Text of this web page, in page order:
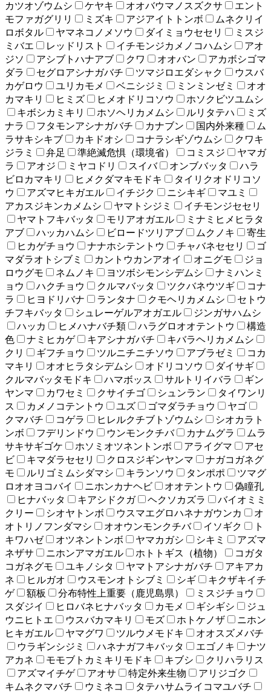
カツオゾウムシ
ケヤキ オオバウマノスズクサ
エント
モファガグリリ
ミズキ アジアイトトンボ
ムネクリイ
ロボタル
ヤマネコノメソウ ダイミョウセセリ
ミスジ
ミバエ
レッドリスト イチモンジカメノコハムシ
アオ
ジソ
アシブトハナアブ クワ オオバン
アカボシゴマ
ダラ
セグロアシナガバチ ツマジロエダシャク
ウスバ
カゲロウ
ユリカモメ ベニシジミ ミンミンゼミ
オオ
カマキリ
ヒミズ ヒメオドリコソウ
ホソクビツユムシ
キボシカミキリ
ホソヘリカメムシ ルリタテハ
ミズ
ナラ
フタモンアシナガバチ カナブン 国内外来種
ム
ラサキシキブ
カキドオシ コナラシギゾウムシ
クワキ
ジラミ
弁足 準絶滅危惧（環境省） コミスジ
ヤマガ
ラ
アオジ ミヤコドリ スイバ オンブバッタ
ハラ
ビロカマキリ
ヒメクダマキモドキ
タイリクオドリコソ
ウ
アズマヒキガエル イチジク ニシキギ
マユミ
アカスジキンカメムシ
ヤマトシジミ
イチモンジセセリ
ヤマトフキバッタ
モリアオガエル
ミナミヒメヒラタ
アブ
ハッカハムシ ビロードツリアブ ムクノキ
寄生
ヒカゲチョウ
ナナホシテントウ チャバネセセリ
ゴ
マダラオトシブミ
カントウカンアオイ オニグモ
ジョ
ロウグモ
ネムノキ ヨツボシモンシデムシ
ナミハンミ
ョウ
ハクチョウ クルマバッタ ツクバネウツギ
コナ
ラ
ヒヨドリバナ ランタナ クモヘリカメムシ
セトウ
チフキバッタ
シュレーゲルアオガエル
ジンガサハムシ
ハッカ
ヒメハナバチ類 ハラグロオオテントウ
構造
色
ナミヒカゲ キアシナガバチ
キバラヘリカメムシ
クリ
ギフチョウ ツルニチニチソウ アブラゼミ
コカ
マキリ
オオヒラタシデムシ オドリコソウ
ダイサギ
クルマバッタモドキ
ハマボッス サルトリイバラ
ギン
ヤンマ
カワセミ クサイチゴ シュンラン
タイワンリ
ス
カメノコテントウ ユズ ゴマダラチョウ
ヤゴ
クマバチ
コゲラ ヒレルクチブトゾウムシ
シオカラト
ンボ
フデリンドウ ウンモンクチバ カナムグラ
ムラ
サキサギゴケ
ホソミオツネントンボ アライグマ
アセ
ビ
キマダラセセリ クロスジギンヤンマ
ナガコガネグ
モ
ルリゴミムシダマシ キランソウ タンポポ
ツマグ
ロオオヨコバイ
ニホンカナヘビ オオテントウ
偽瞳孔
ヒナバッタ
キアシドクガ ヘクソカズラ
バイオミミ
クリー
シオヤトンボ ウスマエグロハネナガウンカ
オ
オトリノフンダマシ
オオウンモンクチバ イソギク
ト
キワハゼ
オツネントンボ ヤマカガシ シキミ
アズマ
ネザサ
ニホンアマガエル ホトトギス（植物）
コガタ
コガネグモ
ユキノシタ ヤマトアシナガバチ
アキアカ
ネ
ヒルガオ ウスモンオトシブミ シギ
キクザキイチ
ゲ
額板 分布特性上重要（鹿児島県）
ミスジチョウ
スダジイ
ヒロバネヒナバッタ カモメ ギシギシ
ジュ
ウニヒトエ
ウスバカマキリ モズ ホトケノザ
ニホン
ヒキガエル
ヤマグワ ツルウメモドキ
オオスズメバチ
ウラギンシジミ
ハネナガフキバッタ エゴノキ
ナツ
アカネ
モモブトカミキリモドキ キブシ
クリハラリス
アズマイチゲ
アオサ 特定外来生物
アリジゴク
キムネクマバチ
ウミネコ タテハサムライコマユバチ